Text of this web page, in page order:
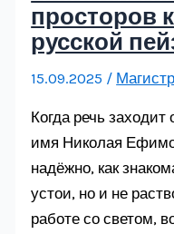
просторов
русской
15.09.2025 / Магистр
Когда речь
имя Николая
надёжно, как
устои, но и не
работе со светом,